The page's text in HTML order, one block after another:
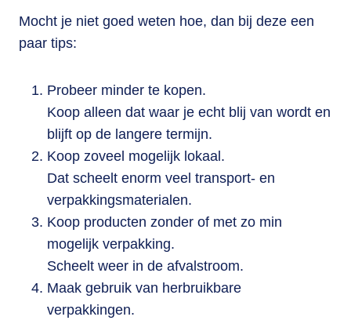
Mocht je niet goed weten hoe, dan bij deze een
paar tips:
Probeer minder te kopen.
Koop alleen dat waar je echt blij van wordt en
blijft op de langere termijn.
Koop zoveel mogelijk lokaal.
Dat scheelt enorm veel transport- en
verpakkingsmaterialen.
Koop producten zonder of met zo min
mogelijk verpakking.
Scheelt weer in de afvalstroom.
Maak gebruik van herbruikbare
verpakkingen.